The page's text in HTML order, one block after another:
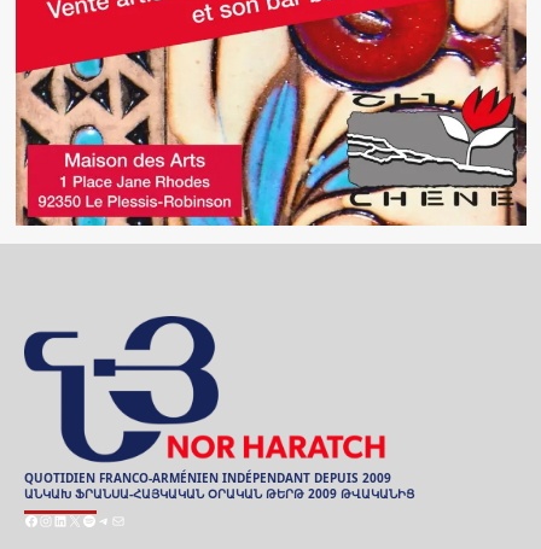
QUOTIDIEN FRANCO-ARMÉNIEN INDÉPENDANT DEPUIS 2009
ԱՆԿԱԽ ՖՐԱՆՍԱ-ՀԱՅԿԱԿԱՆ ՕՐԱԿԱՆ ԹԵՐԹ 2009 ԹՎԱԿԱՆԻՑ
Facebook
Instagram
LinkedIn
X SpotifyTelegram
E-